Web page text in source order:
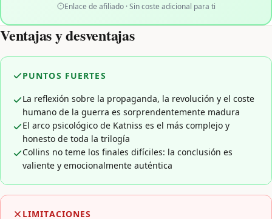
Enlace de afiliado · Sin coste adicional para ti
Ventajas y desventajas
PUNTOS FUERTES
La reflexión sobre la propaganda, la revolución y el coste
humano de la guerra es sorprendentemente madura
El arco psicológico de Katniss es el más complejo y
honesto de toda la trilogía
Collins no teme los finales difíciles: la conclusión es
valiente y emocionalmente auténtica
LIMITACIONES